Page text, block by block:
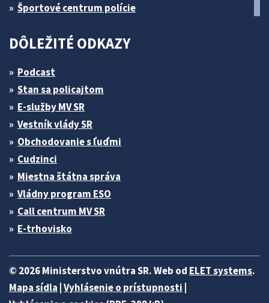
Športové centrum polície
DÔLEŽITÉ ODKAZY
Podcast
Stan sa policajtom
E-služby MV SR
Vestník vlády SR
Obchodovanie s ľuďmi
Cudzinci
Miestna štátna správa
Vládny program ESO
Call centrum MV SR
E-trhovisko
© 2026 Ministerstvo vnútra SR. Web od ELET systems.
Mapa sídla |Vyhlásenie o prístupnosti |